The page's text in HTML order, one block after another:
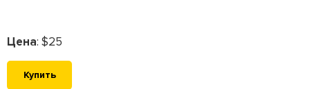
Цена: $25
Купить